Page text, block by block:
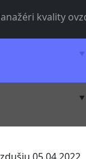
kvality
05.04.2022